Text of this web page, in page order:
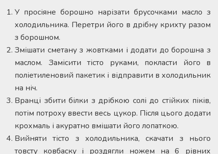
У просіяне борошно нарізати брусочками масло з
холодильника. Перетри його в дрібну крихту разом
з борошном.
Змішати сметану з жовтками і додати до борошна з
маслом. Замісити тісто руками, покласти його в
поліетиленовий пакетик і відправити в холодильник
на ніч.
Вранці збити білки з дрібкою солі до стійких піків,
потім потроху ввести весь цукор. Після цього додати
крохмаль і акуратно вмішати його лопаткою.
Вийняти тісто з холодильника, скачати з нього
товсту ковбаску і роздягли ножем на 6 рівних